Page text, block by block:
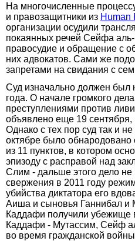
На многочисленные
и правозащитники из Human
организации осудили
покаянных речей Сейфа
правосудие и обращение с
них адвокатов. Сами же
запретами на свидания с
Суд изначально должен был
года. О начале громкого
преступлениями против
объявлено еще 19
Однако с тех пор суд так и
октябре было обнародовано
из 11 пунктов, в котором
эпизоду с расправой над
Слим - дальше этого дело
свержения в 2011 году
убийства диктатора его
Аиша и сыновья Ганнибал и
Каддафи получили
Каддафи - Мутассим, Сейф
во время гражданской